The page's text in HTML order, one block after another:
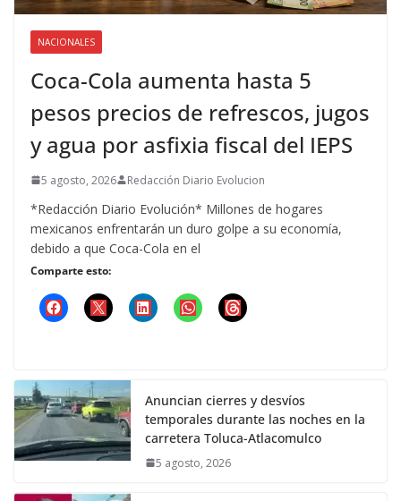
NACIONALES
Coca-Cola aumenta hasta 5
pesos precios de refrescos, jugos
y agua por asfixia fiscal del IEPS
5 agosto, 2026 Redacción Diario Evolucion
*Redacción Diario Evolución* Millones de hogares
mexicanos enfrentarán un duro golpe a su economía,
debido a que Coca-Cola en el
Comparte esto:
Anuncian cierres y desvíos
temporales durante las noches en la
carretera Toluca-Atlacomulco
5 agosto, 2026